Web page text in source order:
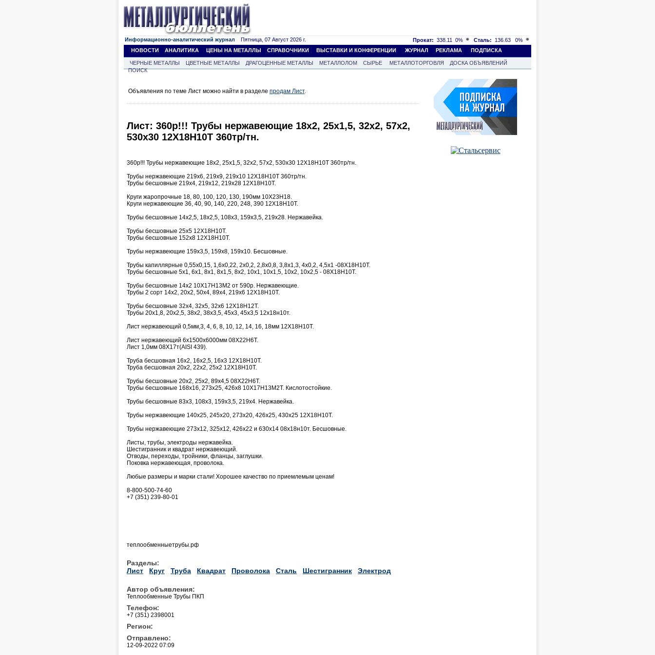
Информационно-аналитический журнал Пятница, 07 Август 2026 г. Прокат: 338.11 0% Сталь: 136.63
0%
НОВОСТИ
АНАЛИТИКА ЦЕНЫ НА МЕТАЛЛЫ СПРАВОЧНИКИ ВЫСТАВКИ И КОНФЕРЕНЦИИ ЖУРНАЛ РЕКЛАМА ПОДПИСКА
ЧЕРНЫЕ МЕТАЛЛЫ ЦВЕТНЫЕ МЕТАЛЛЫ ДРАГОЦЕННЫЕ МЕТАЛЛЫ МЕТАЛЛОЛОМ СЫРЬЕ МЕТАЛЛОТОРГОВЛЯ
ДОСКА ОБЪЯВЛЕНИЙ
ПОИСК
Объявления по теме Лист можно найти в разделе продам Лист.
Лист: 360р!!! Трубы нержавеющие 18х2, 25х1,5, 32х2, 57х2,
530х30 12Х18Н10Т 360тр/тн.
360р!!! Трубы нержавеющие 18х2, 25х1,5, 32х2, 57х2, 530х30 12Х18Н10Т 360тр/тн.
Трубы нержавеющие 219х6, 219х9, 219х10 12Х18Н10Т 360тр/тн.
Трубы бесшовные 219х4, 219х12, 219х28 12Х18Н10Т.
Круги жаропрочные 18, 80, 100, 120, 130, 190мм 10Х23Н18.
Круги нержавеющие 36, 40, 90, 140, 220, 248, 390 12Х18Н10Т.
Трубы бесшовные 14х2,5, 18х2,5, 108х3, 159х3,5, 219х28. Нержавейка.
Трубы бесшовные 25х5 12Х18Н10Т.
Трубы бесшовные 152х8 12Х18Н10Т.
Трубы нержавеющие 159х3,5, 159х8, 159х10. Бесшовные.
Трубы капиллярные 0,55х0,15, 1,6х0,22, 2х0,2, 2,8х0,8, 3,8х1,3, 4х0,2, 4,5х1 -08Х18Н10Т.
Трубы бесшовные 5х1, 6х1, 8х1, 8х1,5, 8х2, 10х1, 10х1,5, 10х2, 10х2,5 - 08Х18Н10Т.
Трубы бесшовные 14х2 10Х17Н13М2 от 590р. Нержавеющие.
Трубы 2 сорт 14х2, 20х2, 50х4, 89х4, 219х6 12Х18Н10Т.
Трубы бесшовные 32х4, 32х5, 32х6 12Х18Н12Т.
Трубы 20х1,8, 20х2,5, 38х2, 38х3,5, 45х3, 45х3,5 12х18н10т.
Лист нержавеющий 0,5мм,3, 4, 6, 8, 10, 12, 14, 16, 18мм 12Х18Н10Т.
Лист нержавеющий 6х1500х6000мм 08Х22Н6Т.
Лист 1,0мм 08Х17т(AISI 439).
Труба бесшовная 16х2, 16х2,5, 16х3 12Х18Н10Т.
Труба бесшовная 20х2, 22х2, 25х2 12Х18Н10Т.
Трубы бесшовные 20х2, 25х2, 89х4,5 08Х22Н6Т.
Трубы бесшовные 168х16, 273х25, 426х8 10Х17Н13М2Т. Кислотостойкие.
Трубы бесшовные 83х3, 108х3, 159х3,5, 219х4. Нержавейка.
Трубы нержавеющие 140х25, 245х20, 273х20, 426х25, 430х25 12Х18Н10Т.
Трубы нержавеющие 273х12, 325х12, 426х22 и 630х14 08х18н10т. Бесшовные.
Листы, трубы, электроды нержавейка.
Шестигранник и квадрат нержавеющий.
Отводы, переходы, тройники, фланцы, заглушки.
Поковка нержавеющая, проволока.
Любые размеры и марки стали! Хорошее качество по приемлемым ценам!
8-800-500-74-60
+7 (351) 239-80-01
теплообменныетрубы.рф
Разделы:
Лист
Круг Труба Квадрат Проволока Сталь Шестигранник Электрод
Автор объявления:
Теплообменные Трубы ПКП
Телефон:
+7 (351) 2398001
Регион:
Отправлено:
12-09-2022 07:09